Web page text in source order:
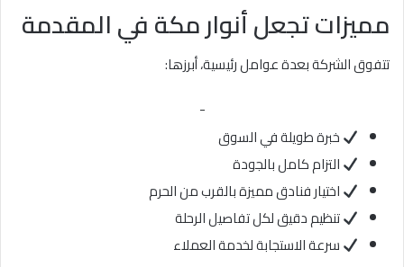
مميزات تجعل أنوار مكة في المقدمة
تتفوق الشركة بعدة عوامل رئيسية، أبرزها:
-
خبرة طويلة في السوق
التزام كامل بالجودة
اختيار فنادق مميزة بالقرب من الحرم
تنظيم دقيق لكل تفاصيل الرحلة
سرعة الاستجابة لخدمة العملاء